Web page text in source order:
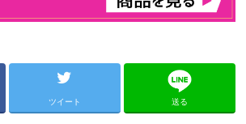
ツイート 送る